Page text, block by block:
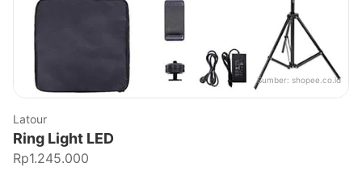
Sumber: shopee.co.id
Latour
Ring Light LED
Rp1.245.000